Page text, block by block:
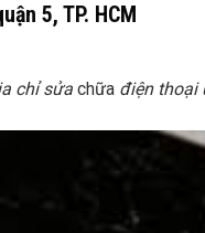
5, TP. HCM
chỉ sửa chữa điện thoại